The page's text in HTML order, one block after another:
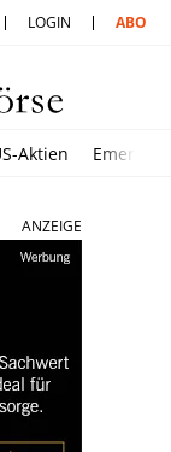
LOGIN ABO
Aktien
ANZEIGE